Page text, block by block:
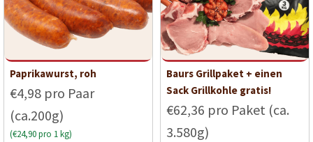
Paprikawurst, roh
€4,98 pro Paar
(ca.200g)
(€24,90 pro 1 kg)
Baurs Grillpaket + einen
Sack Grillkohle gratis!
€62,36 pro Paket (ca.
3.580g)